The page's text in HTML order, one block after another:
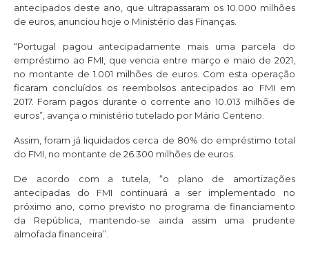
antecipados deste ano, que ultrapassaram os 10.000 milhões
de euros, anunciou hoje o Ministério das Finanças.
“Portugal pagou antecipadamente mais uma parcela do
empréstimo ao FMI, que vencia entre março e maio de 2021,
no montante de 1.001 milhões de euros. Com esta operação
ficaram concluídos os reembolsos antecipados ao FMI em
2017. Foram pagos durante o corrente ano 10.013 milhões de
euros”, avança o ministério tutelado por Mário Centeno.
Assim, foram já liquidados cerca de 80% do empréstimo total
do FMI, no montante de 26.300 milhões de euros.
De acordo com a tutela, “o plano de amortizações
antecipadas do FMI continuará a ser implementado no
próximo ano, como previsto no programa de financiamento
da República, mantendo-se ainda assim uma prudente
almofada financeira”.